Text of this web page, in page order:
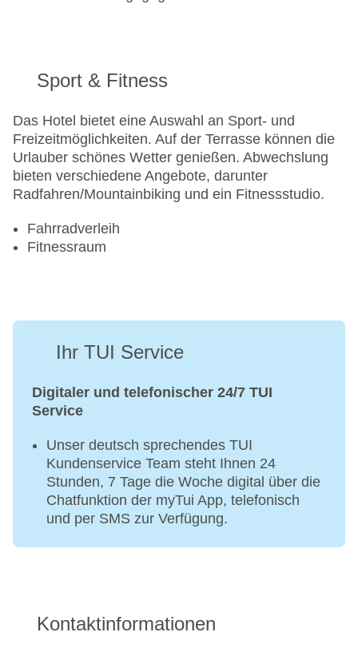
Sport & Fitness
Das Hotel bietet eine Auswahl an Sport- und
Freizeitmöglichkeiten. Auf der Terrasse können die
Urlauber schönes Wetter genießen. Abwechslung
bieten verschiedene Angebote, darunter
Radfahren/Mountainbiking und ein Fitnessstudio.
Fahrradverleih
Fitnessraum
Ihr TUI Service
Digitaler und telefonischer 24/7 TUI
Service
Unser deutsch sprechendes TUI
Kundenservice Team steht Ihnen 24
Stunden, 7 Tage die Woche digital über die
Chatfunktion der myTui App, telefonisch
und per SMS zur Verfügung.
Kontaktinformationen